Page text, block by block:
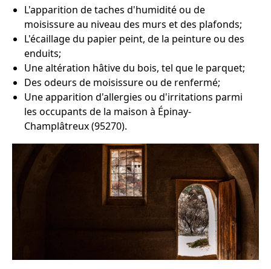
L'apparition de taches d'humidité ou de
moisissure au niveau des murs et des plafonds;
L'écaillage du papier peint, de la peinture ou des
enduits;
Une altération hâtive du bois, tel que le parquet;
Des odeurs de moisissure ou de renfermé;
Une apparition d'allergies ou d'irritations parmi
les occupants de la maison à Épinay-
Champlâtreux (95270).